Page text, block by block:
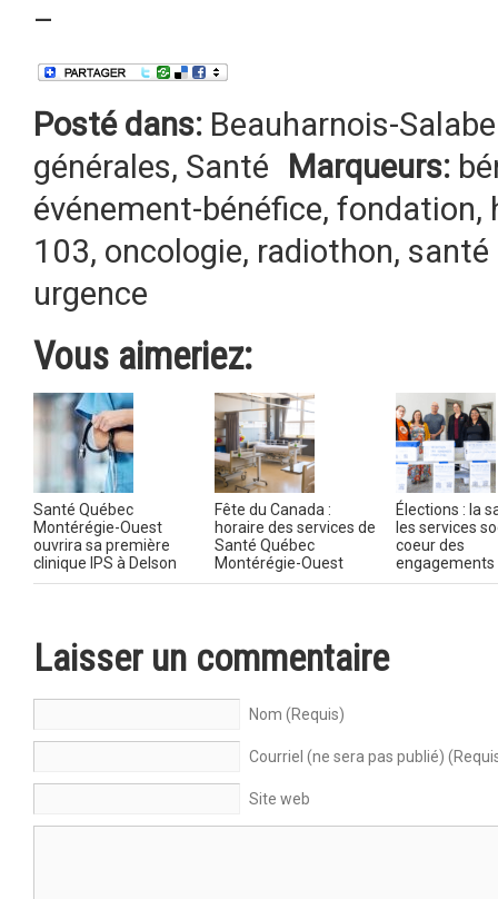
–
Posté dans: Beauharnois-
générales, Santé Marqueurs:
événement-bénéfice, fondation,
103, oncologie, radiothon, santé
urgence
Vous aimeriez:
Santé Québec
Montérégie-Ouest
ouvrira sa première
clinique IPS à Delson
Fête du Canada :
horaire des services de
Santé Québec
Montérégie-Ouest
Élections : la
les services
coeur des
engagements
Laisser un commentaire
Nom (Requis)
Courriel (ne sera pas publié)
Site web